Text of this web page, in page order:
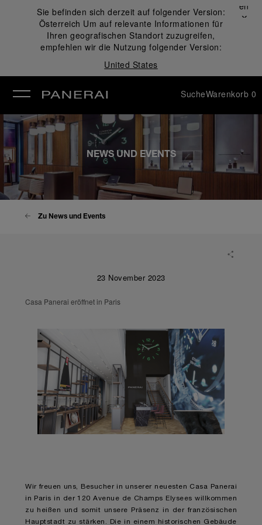
Sie befinden sich derzeit auf folgender Version:
Österreich Um auf relevante Informationen für
Ihren geografischen Standort zuzugreifen,
empfehlen wir die Nutzung folgender Version:
United States
Schließen
✕
SucheWarenkorb 0
NEWS UND EVENTS
Zu News und Events
23 November 2023
Casa Panerai eröffnet in Paris
Wir freuen uns, Besucher in unserer neuesten Casa Panerai
in Paris in der 120 Avenue de Champs Elysees willkommen
zu heißen und somit unsere Präsenz in der französischen
Hauptstadt zu stärken. Die in einem historischen Gebäude